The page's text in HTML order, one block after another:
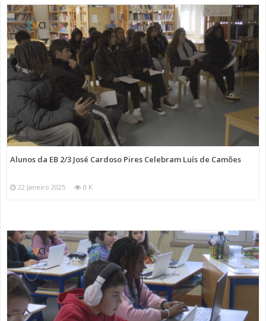
Alunos da EB 2/3 José Cardoso Pires Celebram Luís de Camões
22 Janeiro 2025 0 K